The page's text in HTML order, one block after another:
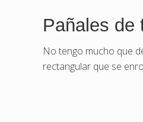
Pañales de
No tengo mucho que
rectangular que se